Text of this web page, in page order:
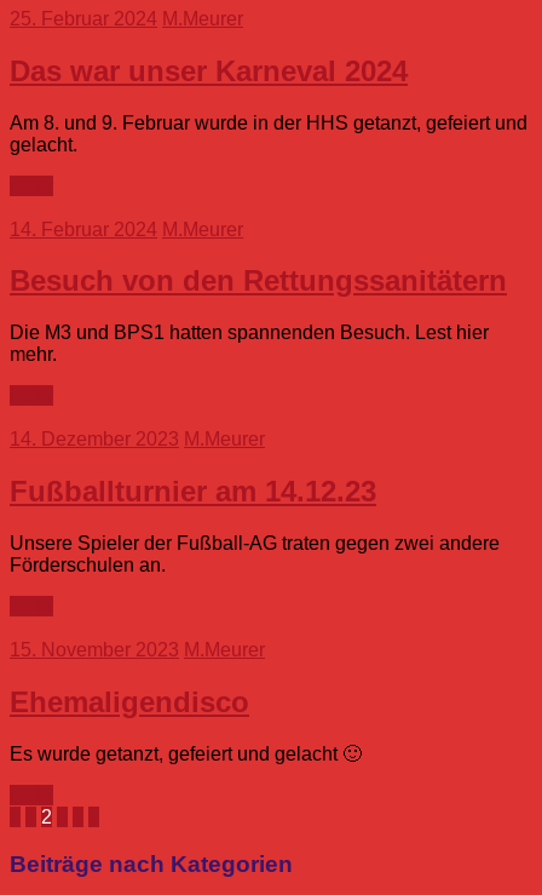
25. Februar 2024 M.Meurer
Das war unser Karneval 2024
Am 8. und 9. Februar wurde in der HHS getanzt, gefeiert und
gelacht.
14. Februar 2024 M.Meurer
Besuch von den Rettungssanitätern
Die M3 und BPS1 hatten spannenden Besuch. Lest hier
mehr.
14. Dezember 2023 M.Meurer
Fußballturnier am 14.12.23
Unsere Spieler der Fußball-AG traten gegen zwei andere
Förderschulen an.
15. November 2023 M.Meurer
Ehemaligendisco
Es wurde getanzt, gefeiert und gelacht 🙂
Seitennummerierung
der
Vorherige
2
Beiträge nach Kategorien